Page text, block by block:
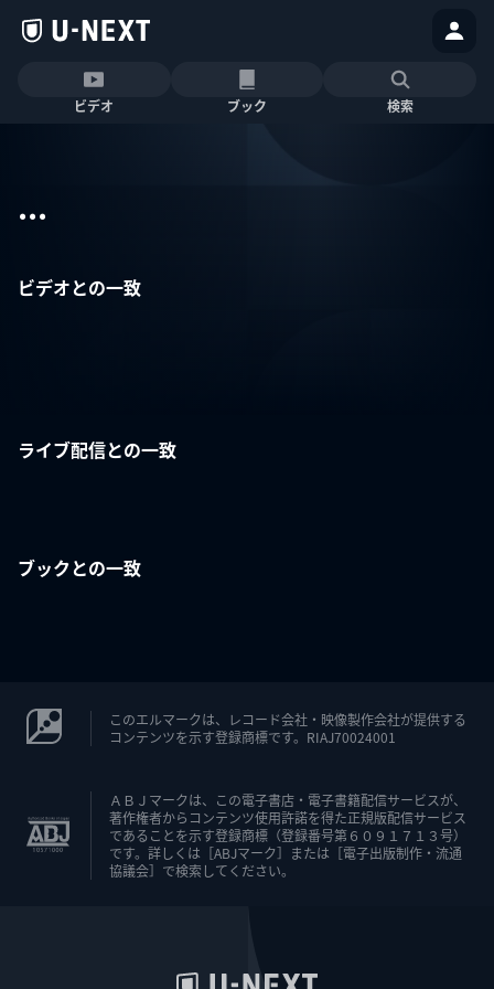
ビデオ ブック 検索
...
ビデオとの一致
ライブ配信との一致
ブックとの一致
このエルマークは、レコード会社・映像製作会社が提供する
コンテンツを示す登録商標です。RIAJ70024001
ＡＢＪマークは、この電子書店・電子書籍配信サービスが、
著作権者からコンテンツ使用許諾を得た正規版配信サービス
であることを示す登録商標（登録番号第６０９１７１３号）
です。詳しくは［ABJマーク］または［電子出版制作・流通
協議会］で検索してください。